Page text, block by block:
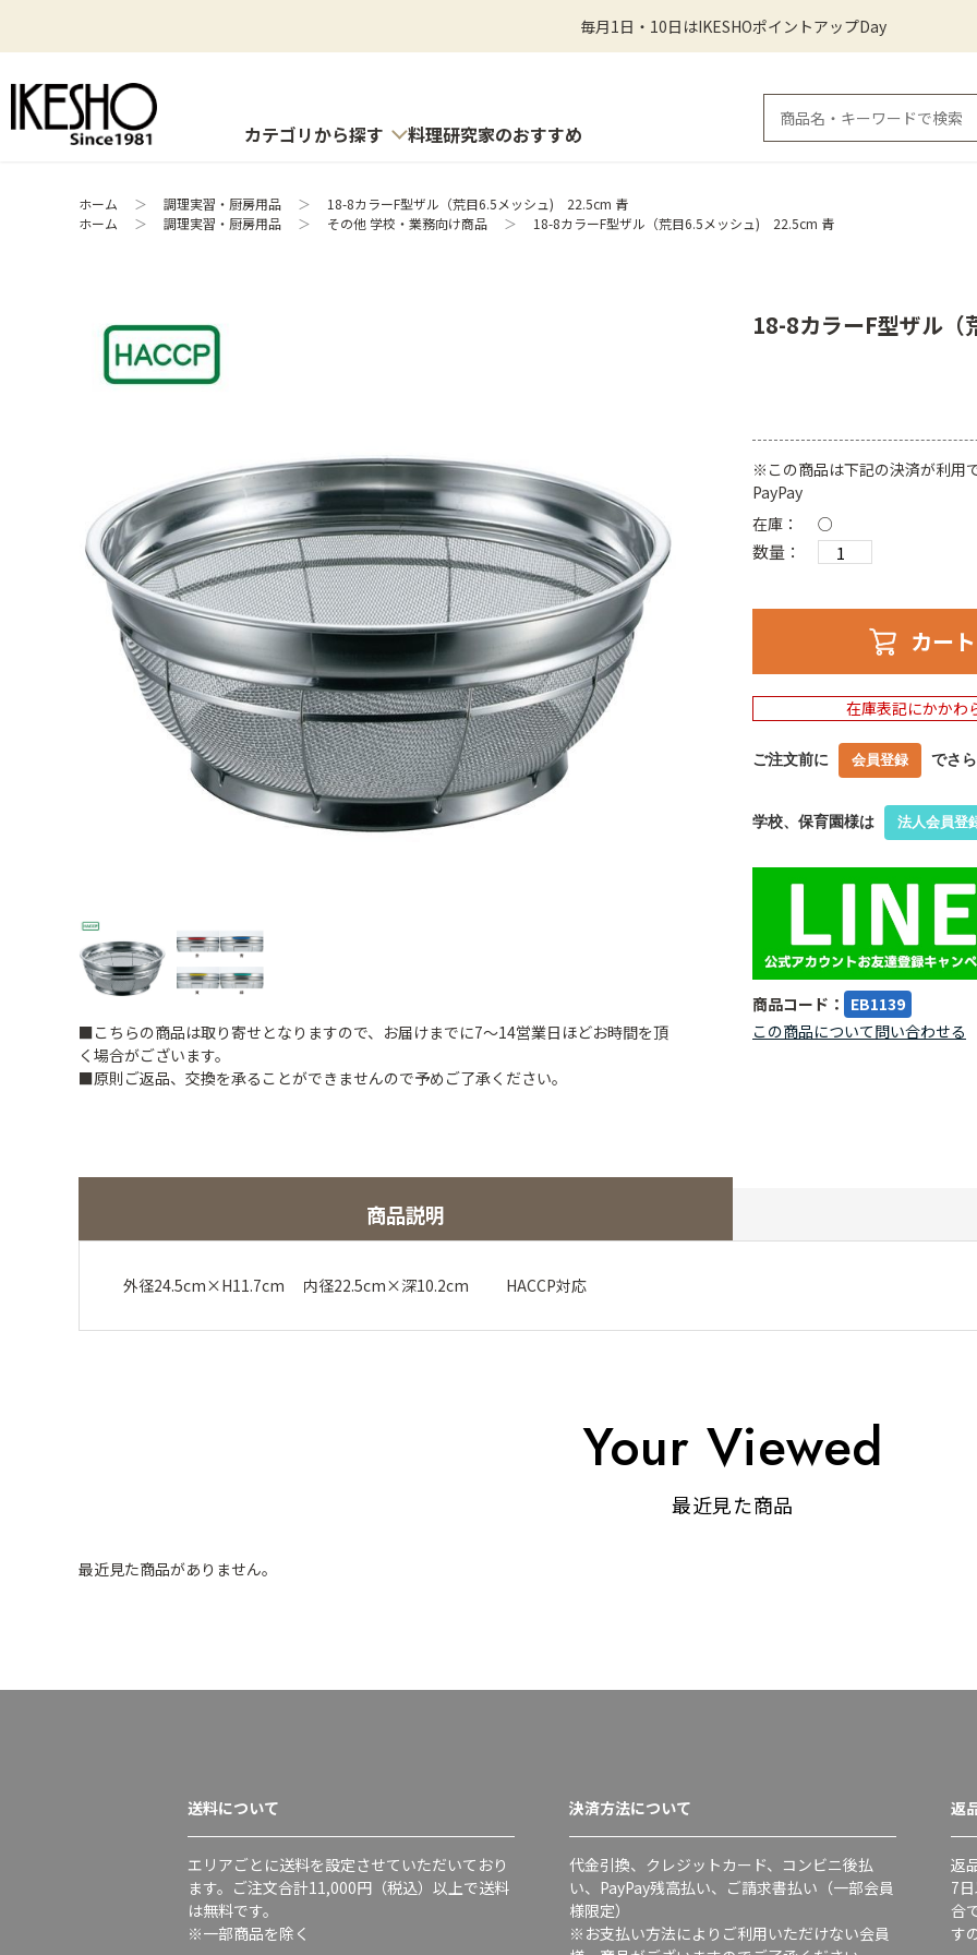
毎月1日・10日はIKESHOポイントアップDay
カテゴリから探す 料理研究家のおすすめ
ホーム ＞ 調理実習・厨房用品 ＞
18-8カラーF型ザル（荒目6.5メッシュ) 22.5cm 青
ホーム
＞ 調理実習・厨房用品 ＞ その他 学校・業務向け商品 ＞ 18-8カラーF型ザル（荒目6.5メッシュ) 22.5cm 青
■こちらの商品は取り寄せとなりますので、お届けまでに7～14営業日ほどお時間を頂
く場合がございます。
■原則ご返品、交換を承ることができませんので予めご了承ください。
18-8カラーF型ザル
※この商品は下記の決済が利用
PayPay
在庫：
○
数量：
カー
在庫表記にかかわ
ご注文前に 会員登録 でさ
学校、保育園様は 法人会員登
商品コード： EB1139
この商品について問い合わせる
商品説明
外径24.5cm×H11.7cm 内径22.5cm×深10.2cm HACCP対応
Your Viewed
最近見た商品
最近見た商品がありません。
送料について
エリアごとに送料を設定させていただいており
ます。ご注文合計11,000円（税込）以上で送料
は無料です。
※一部商品を除く
決済方法について
代金引換、クレジットカード、コンビニ後払
い、PayPay残高払い、ご請求書払い（一部会員
様限定）
※お支払い方法によりご利用いただけない会員
返
返
7
合
す